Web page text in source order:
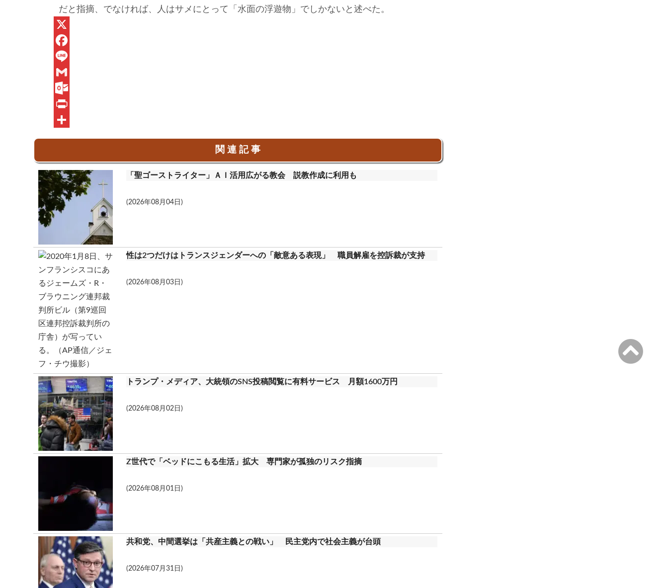
だと指摘、でなければ、人はサメにとって「水面の浮遊物」でしかないと述べた。
X
F
a
c
e
b
L
n
e
G
m
a
O
u
o
k
.
o
P
t
関 連 記 事
「聖ゴーストライター」ＡＩ活用広がる教会 説教作成に利用も
(2026年08月04日)
性は2つだけはトランスジェンダーへの「敵意ある表現」 職員解雇を控訴裁が支持
(2026年08月03日)
トランプ・メディア、大統領のSNS投稿閲覧に有料サービス 月額1600万円
(2026年08月02日)
Z世代で「ベッドにこもる生活」拡大 専門家が孤独のリスク指摘
(2026年08月01日)
共和党、中間選挙は「共産主義との戦い」 民主党内で社会主義が台頭
(2026年07月31日)